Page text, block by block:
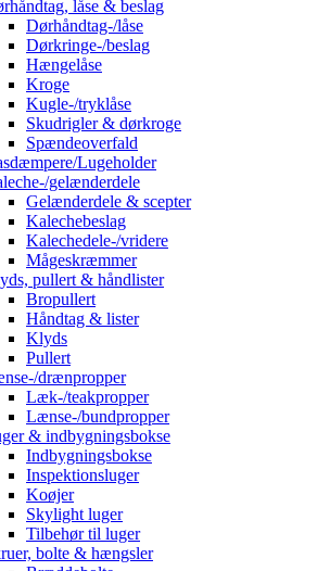
låse & beslag
Dørhåndtag-/låse
Dørkringe-/beslag
Hængelåse
Kroge
Kugle-/tryklåse
Skudrigler & dørkroge
Spændeoverfald
Lugeholder
gelænderdele
Gelænderdele & scepter
Kalechebeslag
Kalechedele-/vridere
Mågeskræmmer
pullert & håndlister
Bropullert
Håndtag & lister
Klyds
Pullert
drænpropper
Læk-/teakpropper
Lænse-/bundpropper
& indbygningsbokse
Indbygningsbokse
Inspektionsluger
Koøjer
Skylight luger
Tilbehør til luger
bolte & hængsler